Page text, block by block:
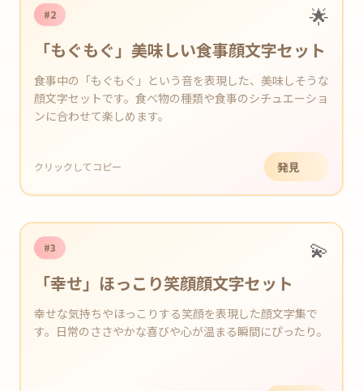
#2 🌟
「もぐもぐ」美味しい食事顔文字セット
食事中の「もぐもぐ」という音を表現した、美味しそうな
顔文字セットです。食べ物の種類や食事のシチュエーショ
ンに合わせて楽しめます。
クリックしてコピー 発見
#3 💫
「幸せ」ほっこり笑顔顔文字セット
幸せな気持ちやほっこりする笑顔を表現した顔文字集で
す。日常のささやかな喜びや心が温まる瞬間にぴったり。